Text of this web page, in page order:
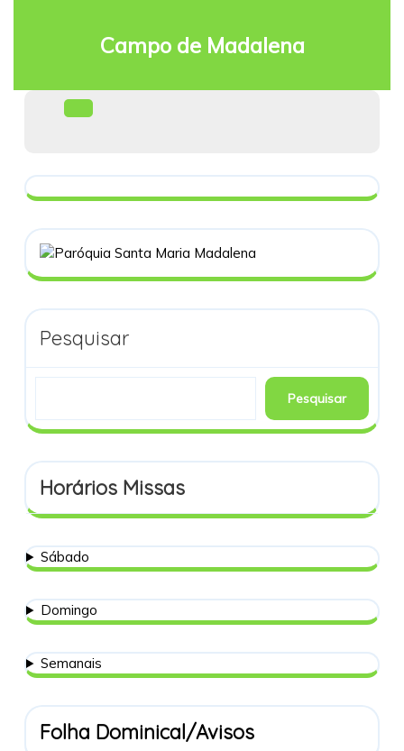
Campo de Madalena
Pesquisar
Pesquisar
Horários Missas
Sábado
Domingo
Semanais
Folha Dominical/Avisos